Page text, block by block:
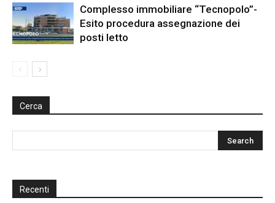
Complesso immobiliare “Tecnopolo”-
Esito procedura assegnazione dei
posti letto
Cerca
Recenti